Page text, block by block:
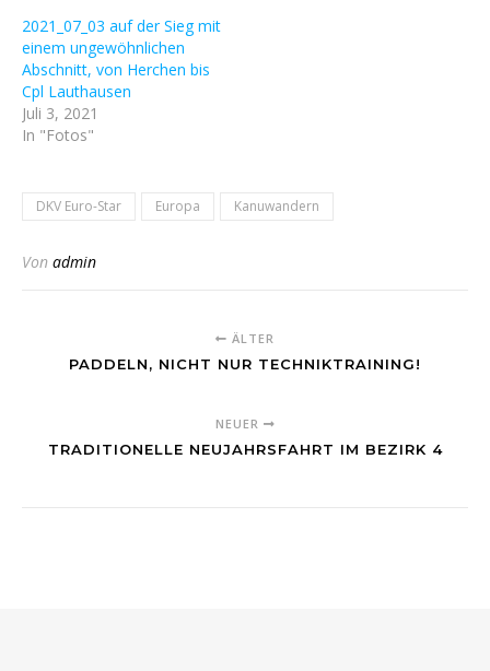
2021_07_03 auf der Sieg mit
einem ungewöhnlichen
Abschnitt, von Herchen bis
Cpl Lauthausen
Juli 3, 2021
In "Fotos"
DKV Euro-Star Europa Kanuwandern
Von admin
ÄLTER
PADDELN, NICHT NUR TECHNIKTRAINING!
NEUER
TRADITIONELLE NEUJAHRSFAHRT IM BEZIRK 4